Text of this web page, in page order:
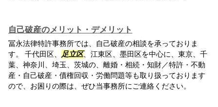
自己破産のメリット・デメリット
冨永法律特許事務所では、自己破産の相談を承っておりま
す。 千代田区、
足立区、江東区、墨田区を中心に、東京、千
葉、神奈川、埼玉、茨城の、離婚・相続・知財／特許・不動
産・自己破産・債権回収・労働問題等も取り扱っております
ので、お困りの際は、ぜひ当事務所にご連絡ください。